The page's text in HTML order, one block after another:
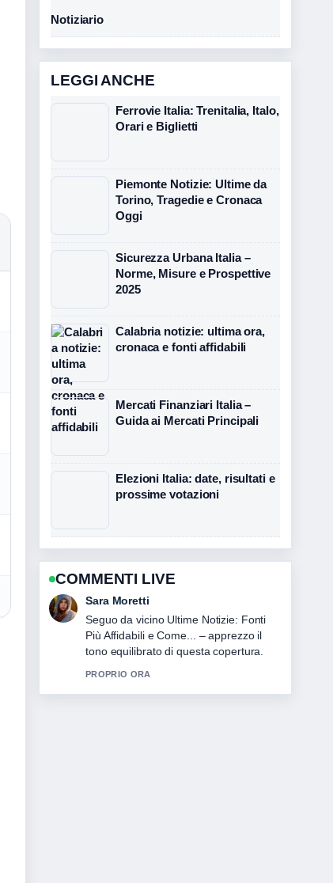
Notiziario
LEGGI ANCHE
Ferrovie Italia: Trenitalia, Italo,
Orari e Biglietti
Piemonte Notizie: Ultime da
Torino, Tragedie e Cronaca
Oggi
Sicurezza Urbana Italia –
Norme, Misure e Prospettive
2025
Calabria notizie: ultima ora,
cronaca e fonti affidabili
Mercati Finanziari Italia –
Guida ai Mercati Principali
Elezioni Italia: date, risultati e
prossime votazioni
COMMENTI LIVE
Giulia Rossi
Contesto utile su Tecnologia Italia:
aziende, AI e paesi più.... Per favore
continuate ad aggiornare questo live.
3 MIN FA